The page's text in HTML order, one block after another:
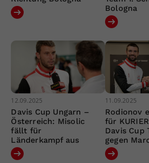
Bologna
12.09.2025
Davis Cup Ungarn –
Österreich: Misolic
fällt für
Länderkampf aus
11.09.2025
Rodionov
für
Davis Cup
gegen